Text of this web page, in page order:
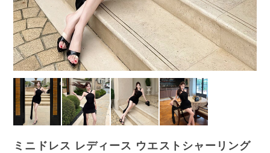
ミニドレス レディース ウエストシャーリング